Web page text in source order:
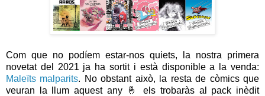
Com que no podíem estar-nos quiets, la nostra primera
novetat del 2021 ja ha sortit i està disponible a la venda:
Maleïts malparits. No obstant això, la resta de còmics que
veuran la llum aquest any 🤞 els trobaràs al pack inèdit